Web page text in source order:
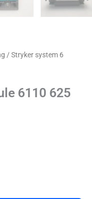
/ Stryker system 6
6110 625